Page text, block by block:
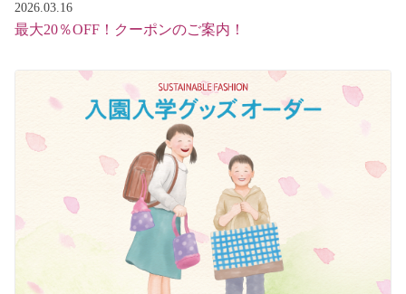
2026.03.16
最大20％OFF！クーポンのご案内！